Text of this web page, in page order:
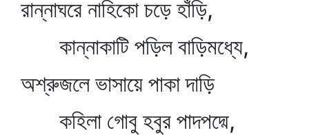
রান্নাঘরে নাহিকো চড়ে হাঁড়ি,
কান্নাকাটি পড়িল বাড়িমধ্যে,
অশ্রুজলে ভাসায়ে পাকা দাড়ি
কহিলা গোবু হবুর পাদপদ্মে,